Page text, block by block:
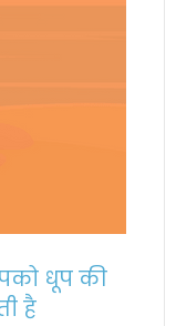
धूप की
है